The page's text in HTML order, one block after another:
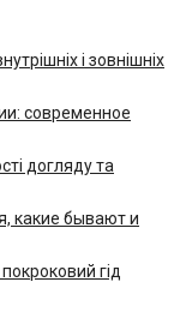
і зовнішніх
современное
догляду та
какие бывают и
гід